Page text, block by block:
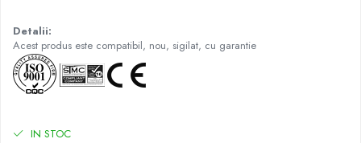
Detalii:
Acest produs este compatibil, nou, sigilat, cu garantie
IN STOC